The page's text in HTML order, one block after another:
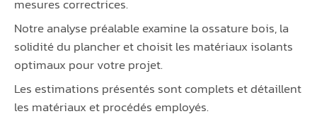
mesures correctrices.
Notre analyse préalable examine la ossature bois, la
solidité du plancher et choisit les matériaux isolants
optimaux pour votre projet.
Les estimations présentés sont complets et détaillent
les matériaux et procédés employés.